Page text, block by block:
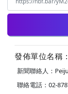
發佈單位名稱
新聞聯絡人：
聯絡電話：02-